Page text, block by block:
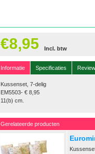
€8,95 Incl. btw
Informatie Specificaties
Kussenset, 7-delig
EM5503- € 8,95
11(b) cm.
Gerelateerde producten